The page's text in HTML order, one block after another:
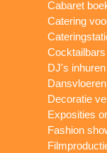
Cabaret
Catering
DJ's inhuren
Decoratie
Exposities
Fashion